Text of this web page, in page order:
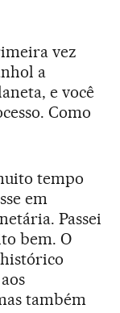
vez
a
e você
Como
tempo
em
Passei
bem. O
também